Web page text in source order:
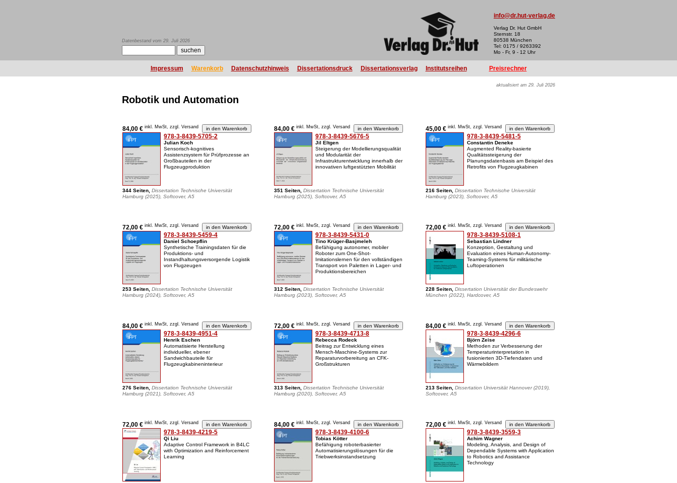
Datenbestand vom 29. Juli 2026
info@dr.hut-verlag.de
Verlag Dr. Hut GmbH
Sternstr. 18
80538 München
Tel: 0175 / 9263392
Mo - Fr, 9 - 12 Uhr
Impressum Warenkorb Datenschutzhinweis Dissertationsdruck Dissertationsverlag Institutsreihen Preisrechner
aktualisiert am 29. Juli 2026
Robotik und Automation
84,00 € inkl. MwSt, zzgl. Versand
978-3-8439-5705-2
Julian Koch
Sensorisch-kognitives
Assistenzsystem für Prüfprozesse an
Großbauteilen in der
Flugzeugproduktion
344 Seiten, Dissertation Technische Universität
Hamburg (2025), Softcover, A5
72,00 € inkl. MwSt, zzgl. Versand
978-3-8439-5459-4
Daniel Schoepflin
Synthetische Trainingsdaten für die
Produktions- und
Instandhaltungsversorgende Logistik
von Flugzeugen
253 Seiten, Dissertation Technische Universität
Hamburg (2024), Softcover, A5
84,00 € inkl. MwSt, zzgl. Versand
978-3-8439-4951-4
Henrik Eschen
Automatisierte Herstellung
individueller, ebener
Sandwichbauteile für
Flugzeugkabineninterieur
276 Seiten, Dissertation Technische Universität
Hamburg (2021), Softcover, A5
72,00 € inkl. MwSt, zzgl. Versand
978-3-8439-4219-5
Qi Liu
Adaptive Control Framework in B4LC
with Optimization and Reinforcement
Learning
84,00 € inkl. MwSt, zzgl. Versand
978-3-8439-5676-5
Jil Eltgen
Steigerung der Modellierungsqualität
und Modularität der
Infrastrukturentwicklung innerhalb der
innovativen luftgestützten Mobilität
351 Seiten, Dissertation Technische Universität
Hamburg (2025), Softcover, A5
72,00 € inkl. MwSt, zzgl. Versand
978-3-8439-5431-0
Tino Krüger-Basjmeleh
Befähigung autonomer, mobiler
Roboter zum One-Shot-
Imitationslernen für den vollständigen
Transport von Paletten in Lager- und
Produktionsbereichen
312 Seiten, Dissertation Technische Universität
Hamburg (2023), Softcover, A5
72,00 € inkl. MwSt, zzgl. Versand
978-3-8439-4713-8
Rebecca Rodeck
Beitrag zur Entwicklung eines
Mensch-Maschine-Systems zur
Reparaturvorbereitung an CFK-
Großstrukturen
313 Seiten, Dissertation Technische Universität
Hamburg (2020), Softcover, A5
84,00 € inkl. MwSt, zzgl. Versand
978-3-8439-4100-6
Tobias Kötter
Befähigung roboterbasierter
Automatisierungslösungen für die
Triebwerksinstandsetzung
45,00 € inkl. MwSt, zzgl. Versand
978-3-8439-5481-5
Constantin Deneke
Augmented Reality-basierte
Qualitätssteigerung der
Planungsdatenbasis am Beispiel des
Retrofits von Flugzeugkabinen
216 Seiten, Dissertation Technische Universität
Hamburg (2023), Softcover, A5
72,00 € inkl. MwSt, zzgl. Versand
978-3-8439-5108-1
Sebastian Lindner
Konzeption, Gestaltung und
Evaluation eines Human-Autonomy-
Teaming-Systems für militärische
Luftoperationen
228 Seiten, Dissertation Universität der Bundeswehr
München (2022), Hardcover, A5
84,00 € inkl. MwSt, zzgl. Versand
978-3-8439-4296-6
Björn Zeise
Methoden zur Verbesserung der
Temperaturinterpretation in
fusionierten 3D-Tiefendaten und
Wärmebildern
213 Seiten, Dissertation Universität Hannover (2019),
Softcover, A5
72,00 € inkl. MwSt, zzgl. Versand
978-3-8439-3559-3
Achim Wagner
Modeling, Analysis, and Design of
Dependable Systems with Application
to Robotics and Assistance
Technology